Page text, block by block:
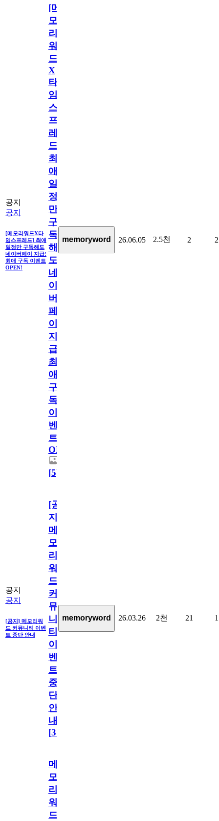
공지
공지
[메모리워드X타
임스프레드] 최애
일정만 구독해도
네이버페이 지급!
최애 구독 이벤트
OPEN!
[메
모
리
워
드
X
타
임
스
프
레
드]
최
애
일
정
만
구
독
해
도
네
이
버
페
이
지
급!
최
애
구
독
이
벤
트
OPEN!
[5]
memoryword 26.06.05 2.5천 2 2
공지
공지
[공지] 메모리워
드 커뮤니티 이벤
트 중단 안내
[공
지]
메
모
리
워
드
커
뮤
니
티
이
벤
트
중
단
안
내
[31
memoryword 26.03.26 2천 21 1
메
모
리
워
드